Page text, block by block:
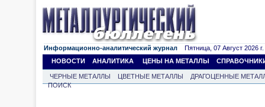
Информационно-аналитический журнал Пятница, 07 Август 2026 г.
НОВОСТИ
АНАЛИТИКА ЦЕНЫ НА МЕТАЛЛЫ
ЧЕРНЫЕ МЕТАЛЛЫ ЦВЕТНЫЕ МЕТАЛЛЫ
ДРАГОЦЕННЫЕ
ПОИСК